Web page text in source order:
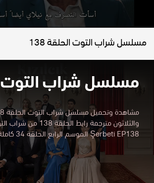
مسلسل شراب التوت الحلقة 138
مسلسل شراب التوت
Şerbeti EP138 الموسم الرابع الحلقة 34 كاملة يوتيوب HD